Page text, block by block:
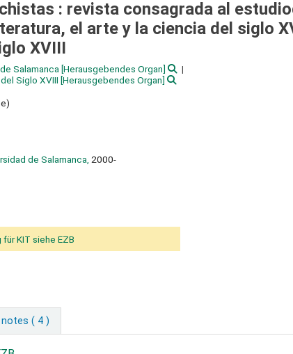
: revista consagrada al
el arte y la ciencia del siglo
XVIII
Salamanca [Herausgebendes Organ]
Siglo XVIII [Herausgebendes Organ]
de Salamanca, 2000-
für KIT siehe EZB
( 4 )